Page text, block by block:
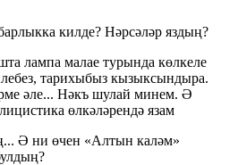
килде? Нәрсәләр яздың?
лампа малае турында көлкеле
тарихыбыз кызыксындыра.
әле... Нәкъ шулай минем. Ә
өлкәләрендә язам
Ә ни өчен «Алтын каләм»